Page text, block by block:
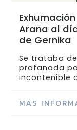
Arana al
de Gernika
Se trataba
profanada
incontenible
MÁS